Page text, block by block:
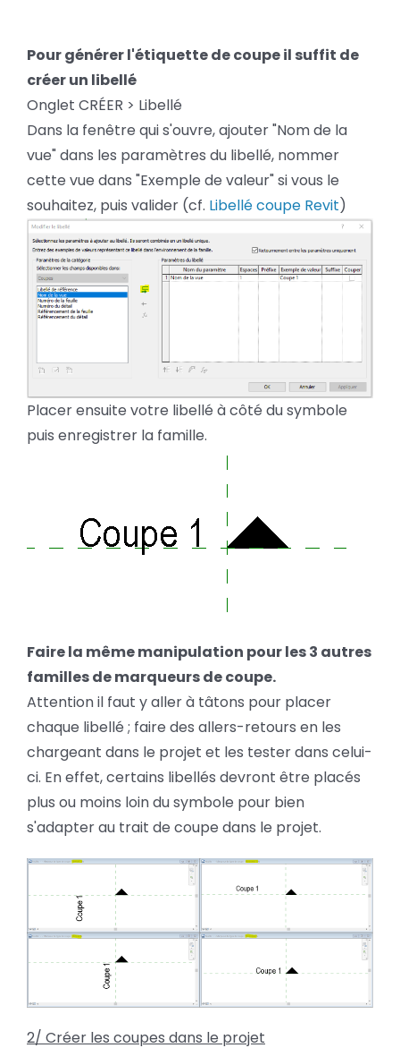
Pour générer l'étiquette de coupe il suffit de
créer un libellé
Onglet CRÉER > Libellé
Dans la fenêtre qui s'ouvre, ajouter "Nom de la
vue" dans les paramètres du libellé, nommer
cette vue dans "Exemple de valeur" si vous le
souhaitez, puis valider (cf. Libellé coupe Revit)
Placer ensuite votre libellé à côté du symbole
puis enregistrer la famille.
Faire la même manipulation pour les 3 autres
familles de marqueurs de coupe.
Attention il faut y aller à tâtons pour placer
chaque libellé ; faire des allers-retours en les
chargeant dans le projet et les tester dans celui-
ci. En effet, certains libellés devront être placés
plus ou moins loin du symbole pour bien
s'adapter au trait de coupe dans le projet.
2/ Créer les coupes dans le projet